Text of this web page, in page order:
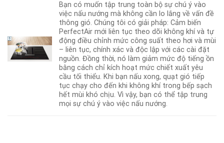
Bạn có muốn tập trung toàn bộ sự chú ý vào
việc nấu nướng mà không cần lo lắng về vấn đề
thông gió. Chúng tôi có giải pháp: Cảm biến
PerfectAir mới liên tục theo dõi không khí và tự
động điều chỉnh mức công suất theo hơi và mùi
– liên tục, chính xác và độc lập với các cài đặt
nguồn. Đồng thời, nó làm giảm mức độ tiếng ồn
bằng cách chỉ kích hoạt mức chiết xuất yêu
cầu tối thiểu. Khi bạn nấu xong, quạt gió tiếp
tục chạy cho đến khi không khí trong bếp sạch
hết mùi khó chịu. Vì vậy, bạn có thể tập trung
mọi sự chú ý vào việc nấu nướng.